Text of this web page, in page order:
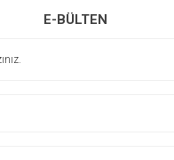
E-BÜLTEN